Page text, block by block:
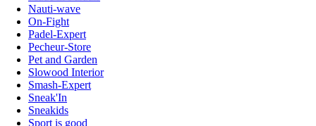
Nauti-wave
On-Fight
Padel-Expert
Pecheur-Store
Pet and Garden
Slowood Interior
Smash-Expert
Sneak'In
Sneakids
Sport is good